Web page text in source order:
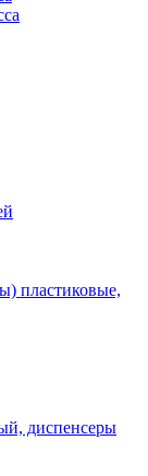
пластиковые,
диспенсеры